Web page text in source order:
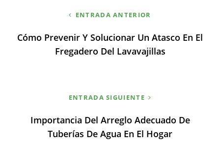
entradas
ENTRADA ANTERIOR
Cómo Prevenir Y Solucionar Un Atasco En El
Fregadero Del Lavavajillas
ENTRADA SIGUIENTE
Importancia Del Arreglo Adecuado De
Tuberías De Agua En El Hogar